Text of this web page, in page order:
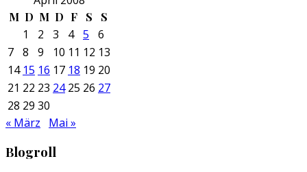
M D M D F S S
1 2 3 4 5
6
7 8 9 10 11 12 13
14 15 16 17 18 19 20
21 22 23 24 25 26 27
28 29 30
« März
Mai »
Blogroll